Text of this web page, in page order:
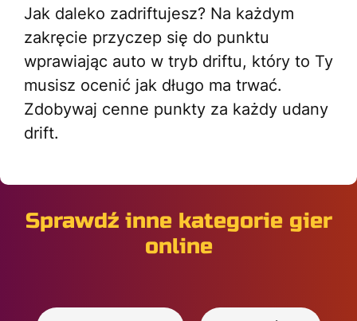
Jak daleko zadriftujesz? Na każdym
zakręcie przyczep się do punktu
wprawiając auto w tryb driftu, który to Ty
musisz ocenić jak długo ma trwać.
Zdobywaj cenne punkty za każdy udany
drift.
Sprawdź inne kategorie gier
online